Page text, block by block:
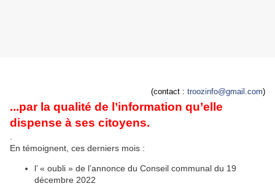
(contact : troozinfo@gmail.com)
...par la qualité de l’information qu’elle
dispense à ses citoyens.
En témoignent, ces derniers mois :
l’ « oubli » de l’annonce du Conseil communal du 19
décembre 2022